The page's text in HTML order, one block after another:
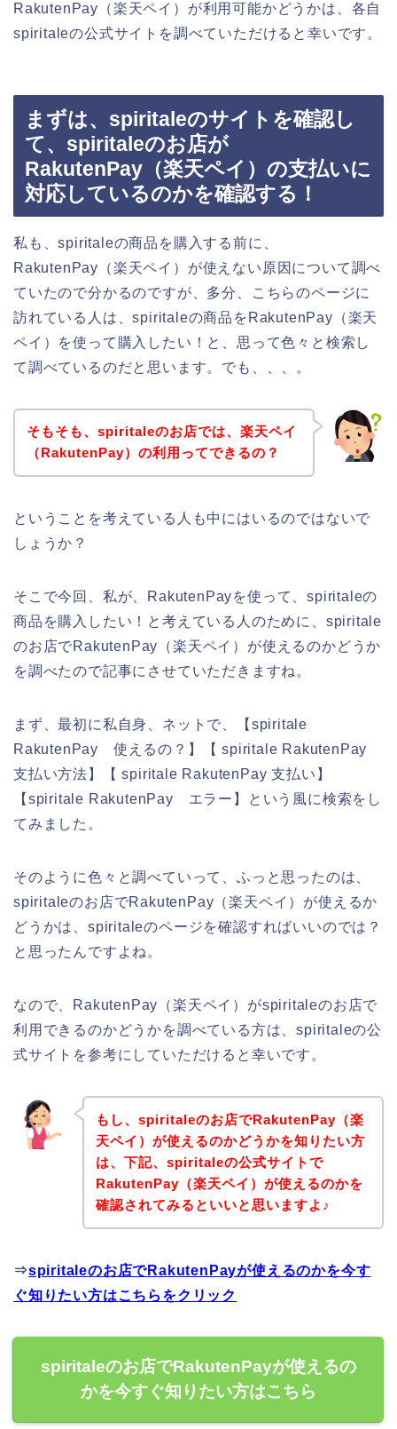
RakutenPay（楽天ペイ）が利用可能かどうかは、各自
spiritaleの公式サイトを調べていただけると幸いです。
まずは、spiritaleのサイトを確認し
て、spiritaleのお店が
RakutenPay（楽天ペイ）の支払いに
対応しているのかを確認する！
私も、spiritaleの商品を購入する前に、
RakutenPay（楽天ペイ）が使えない原因について調べ
ていたので分かるのですが、多分、こちらのページに
訪れている人は、spiritaleの商品をRakutenPay（楽天
ペイ）を使って購入したい！と、思って色々と検索し
て調べているのだと思います。でも、、、。
そもそも、spiritaleのお店では、楽天ペイ
（RakutenPay）の利用ってできるの？
ということを考えている人も中にはいるのではないで
しょうか？
そこで今回、私が、RakutenPayを使って、spiritaleの
商品を購入したい！と考えている人のために、spiritale
のお店でRakutenPay（楽天ペイ）が使えるのかどうか
を調べたので記事にさせていただきますね。
まず、最初に私自身、ネットで、【spiritale
RakutenPay 使えるの？】【 spiritale RakutenPay
支払い方法】【 spiritale RakutenPay 支払い】
【spiritale RakutenPay エラー】という風に検索をし
てみました。
そのように色々と調べていって、ふっと思ったのは、
spiritaleのお店でRakutenPay（楽天ペイ）が使えるか
どうかは、spiritaleのページを確認すればいいのでは？
と思ったんですよね。
なので、RakutenPay（楽天ペイ）がspiritaleのお店で
利用できるのかどうかを調べている方は、spiritaleの公
式サイトを参考にしていただけると幸いです。
もし、spiritaleのお店でRakutenPay（楽
天ペイ）が使えるのかどうかを知りたい方
は、下記、spiritaleの公式サイトで
RakutenPay（楽天ペイ）が使えるのかを
確認されてみるといいと思いますよ♪
⇒spiritaleのお店でRakutenPayが使えるのかを今す
ぐ知りたい方はこちらをクリック
spiritaleのお店でRakutenPayが使えるの
かを今すぐ知りたい方はこちら